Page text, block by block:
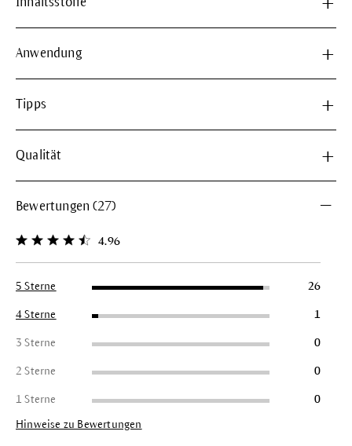
Anwendung
Tipps
Qualität
Bewertungen (27)
Durchschnittliche Bewertung von 4.9 von 5 Sternen
4.96
5 Sterne 26
4 Sterne 1
3 Sterne 0
2 Sterne 0
1 Sterne 0
Hinweise zu Bewertungen